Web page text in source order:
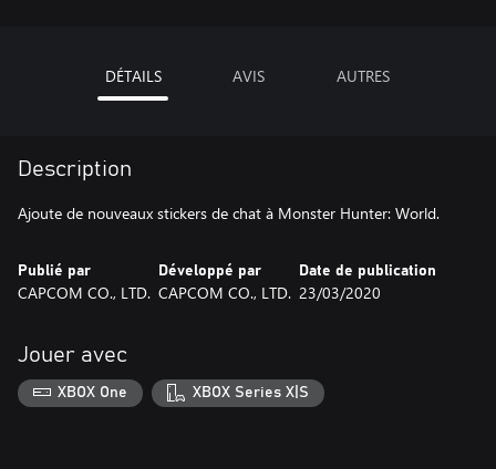
DÉTAILS AVIS AUTRES
Description
Ajoute de nouveaux stickers de chat à Monster Hunter: World.
Publié par
CAPCOM CO., LTD.
Développé par
CAPCOM CO., LTD.
Date de publication
23/03/2020
Jouer avec
XBOX One XBOX Series X|S